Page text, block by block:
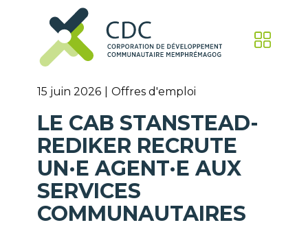
15 juin 2026 Offres d'emploi
LE CAB STANSTEAD-
REDIKER RECRUTE
UN·E AGENT·E AUX
SERVICES
COMMUNAUTAIRES